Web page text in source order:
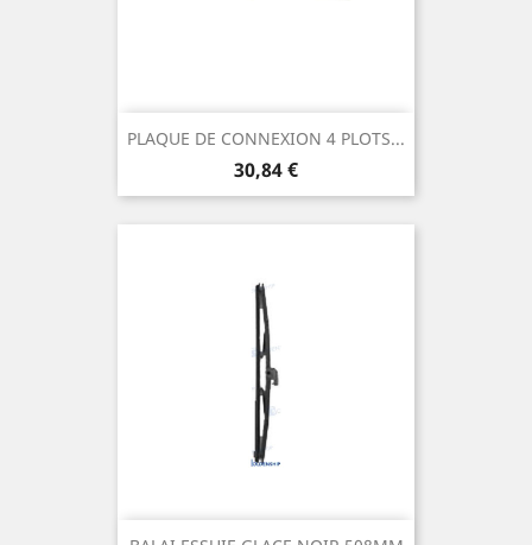
PLAQUE DE CONNEXION 4 PLOTS...
Prix
30,84 €